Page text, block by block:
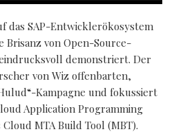
das SAP-Entwicklerökosystem
Brisanz von Open-Source-
demonstriert. Der
von Wiz offenbarten,
Kampagne und fokussiert
Application Programming
MTA Build Tool (MBT).